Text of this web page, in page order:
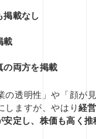
載なし
載
の両方を掲載
の透明性」や「顔が
しますが、やはり経
安定し、株価も高く推